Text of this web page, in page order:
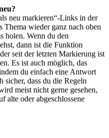
neu markieren“-Links in der
Thema wieder ganz nach oben
holen. Wenn du den
dann ist die Funktion
seit der letzten Markierung ist
Es ist auch möglich, das
du einfach eine Antwort
sicher, dass du die Regeln
meist nicht gerne gesehen,
alte oder abgeschlossene